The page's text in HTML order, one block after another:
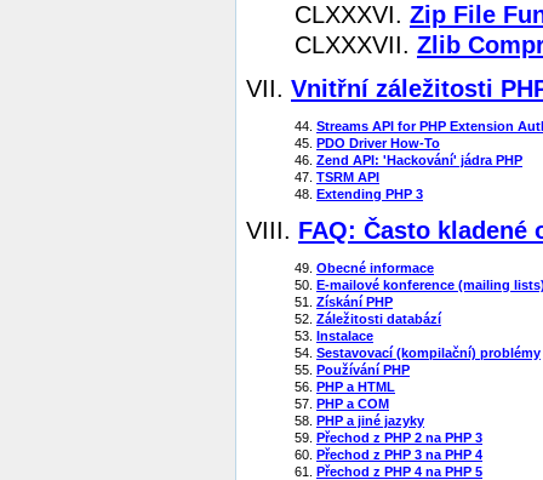
CLXXXVI. Zip File
CLXXXVII. Zlib
VII. Vnitřní záležitosti
44. Streams API for PHP Extension
45. PDO Driver How-To
46. Zend API: 'Hackování' jádra PHP
47. TSRM API
48. Extending PHP 3
VIII. FAQ: Často kladené
49. Obecné informace
50. E-mailové konference (mailing
51. Získání PHP
52. Záležitosti databází
53. Instalace
54. Sestavovací (kompilační) problémy
55. Používání PHP
56. PHP a HTML
57. PHP a COM
58. PHP a jiné jazyky
59. Přechod z PHP 2 na PHP 3
60. Přechod z PHP 3 na PHP 4
61. Přechod z PHP 4 na PHP 5